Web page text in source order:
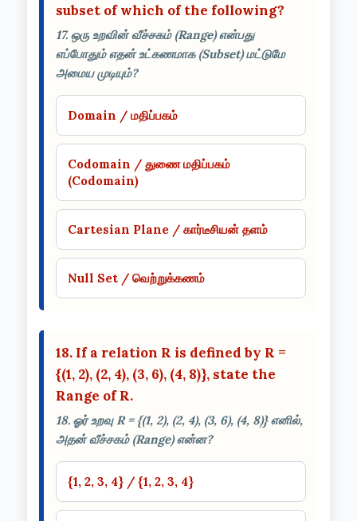
subset of which of the following?
17. ஒரு உறவின் வீச்சகம் (Range) என்பது
எப்போதும் எதன் உட்கணமாக (Subset) மட்டுமே
அமைய முடியும்?
Domain / மதிப்பகம்
Codomain / துணை மதிப்பகம்
(Codomain)
Cartesian Plane / கார்டீசியன் தளம்
Null Set / வெற்றுக்கணம்
18. If a relation R is defined by R =
{(1, 2), (2, 4), (3, 6), (4, 8)}, state the
Range of R.
18. ஓர் உறவு R = {(1, 2), (2, 4), (3, 6), (4, 8)} எனில்,
அதன் வீச்சகம் (Range) என்ன?
{1, 2, 3, 4} / {1, 2, 3, 4}